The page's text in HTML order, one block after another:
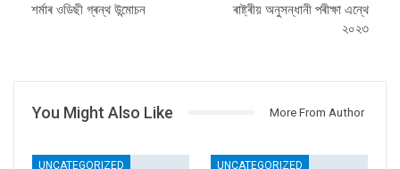
শৰ্মাৰ ওডিছী গ্ৰন্থ উন্মোচন
ৰাষ্ট্ৰীয় অনুসন্ধানী পৰীক্ষা এন্থে
২০২৩
You Might Also Like More From Author
UNCATEGORIZED UNCATEGORIZED